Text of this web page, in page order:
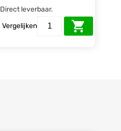
Direct leverbaar.
Vergelijken